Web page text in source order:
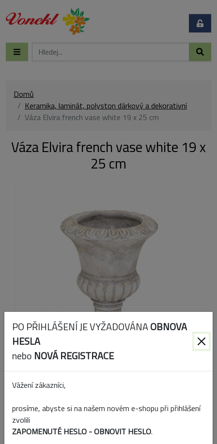
Domů
Keramika, laminát, polyston dárkový a dekorativní
Váza Elvira french vase white 19 x 25 cm
Váza Elvira french vase white 19 x
25 cm
Kód produktu:
EAN:
8714075649157
Přidat k porovnání
PO PŘIHLÁŠENÍ JE VYŽADOVÁNAOBNOVA
HESLA
nebo NOVÁ REGISTRACE
Vážení zákazníci,
prosíme, abyste si na našem novém e-shopu při přihlášení
zvolili
ZAPOMENUTÉ HESLO - OBNOVIT HESLO.